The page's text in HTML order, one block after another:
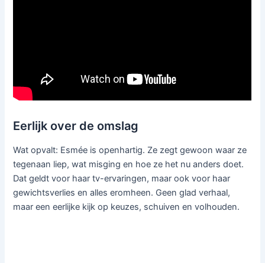
Eerlijk over de omslag
Wat opvalt: Esmée is openhartig. Ze zegt gewoon waar ze
tegenaan liep, wat misging en hoe ze het nu anders doet.
Dat geldt voor haar tv-ervaringen, maar ook voor haar
gewichtsverlies en alles eromheen. Geen glad verhaal,
maar een eerlijke kijk op keuzes, schuiven en volhouden.